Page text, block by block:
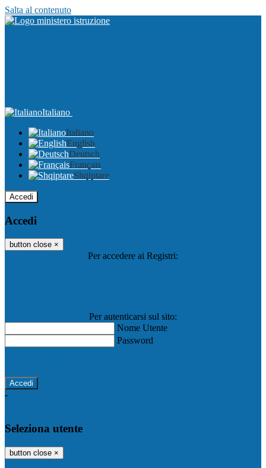
Salta al contenuto
Italiano
Italiano
English
Deutsch
Français
Shqiptare
Accedi
Accedi
button close ×
Per accedere ai Registri:
Per autenticarsi sul sito:
Nome Utente
Password
-
Seleziona utente
button close ×